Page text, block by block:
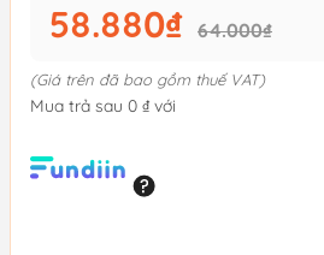
58.880₫ 64.000₫
(Giá trên đã bao gồm thuế VAT)
Mua trả sau 0 ₫ với